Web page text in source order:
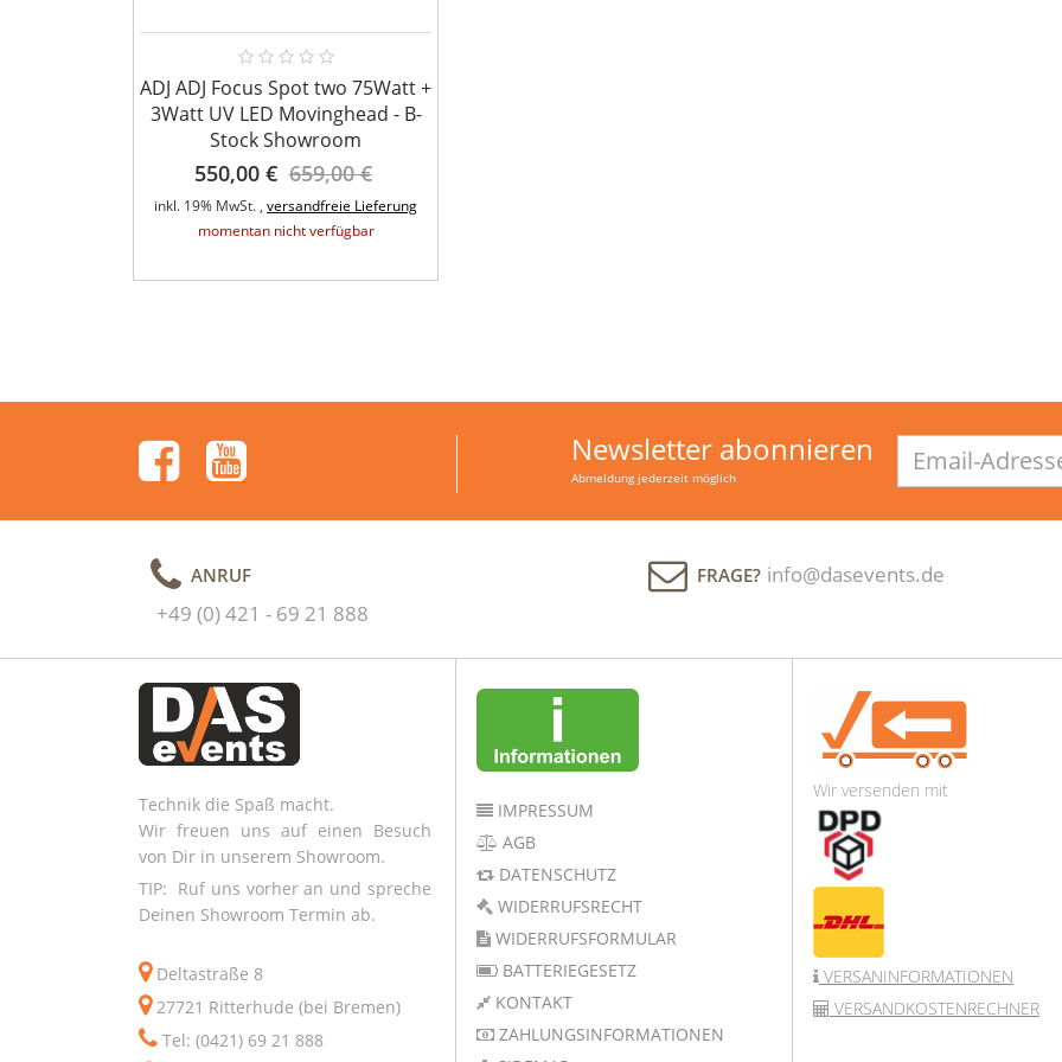
ADJ ADJ Focus Spot two 75Watt +
3Watt UV LED Movinghead - B-
Stock Showroom
550,00 € 659,00 €
inkl. 19% MwSt. , versandfreie Lieferung
momentan nicht verfügbar
Newsletter abonnieren
Abmeldung jederzeit möglich
Adresse
ANRUF
+49 (0) 421 - 69 21 888
FRAGE? info@dasevents.de
Technik die Spaß macht.
Wir freuen uns auf einen Besuch
von Dir in unserem Showroom.
TIP: Ruf uns vorher an und spreche
Deinen Showroom Termin ab.
Deltastraße 8
27721 Ritterhude (bei Bremen)
Tel: (0421) 69 21 888
IMPRESSUM
AGB
DATENSCHUTZ
WIDERRUFSRECHT
WIDERRUFSFORMULAR
BATTERIEGESETZ
KONTAKT
ZAHLUNGSINFORMATIONEN
Wir versenden mit
VERSANINFORMATIONEN
VERSANDKOSTENRECHNER